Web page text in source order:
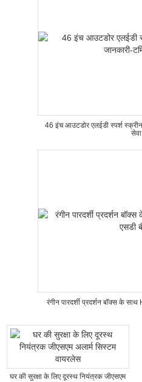
46 इंच आउटडोर एलईडी स्पर्श
सेवा
रंगीन पारदर्शी प्रदर्शन बॉक्स के
घर की सुरक्षा के लिए दूरस्थ नियंत्रक जीएसएम